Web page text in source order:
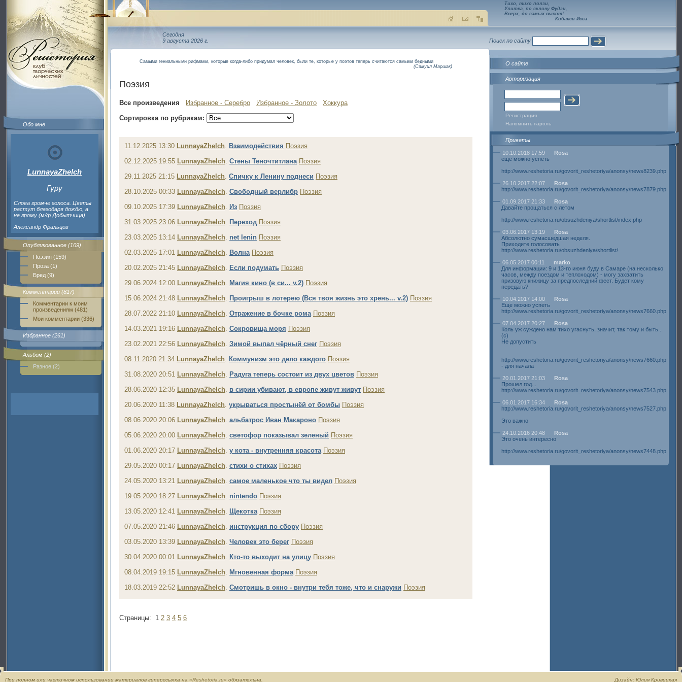
Обо мне
LunnayaZhelch
Гуру
Слова громче голоса. Цветы
растут благодаря дождю, а
не грому (м/ф Добытчица)
Александр Фральцов
Опубликованное (169)
Поэзия (159)
Проза (1)
Бред (9)
Комментарии (817)
Комментарии к моим
произведениям (481)
Мои комментарии (336)
Избранное (261)
Альбом (2)
Разное (2)
Сегодня
9 августа 2026 г.
Самыми гениальными рифмами, которые когда-либо придумал человек, были те, которые у поэтов теперь считаются самыми бедными
(Самуил Маршак)
Поэзия
Все произведения Избранное - Серебро Избранное - Золото
Хоккура
Сортировка по рубрикам:
11.12.2025 13:30 LunnayaZhelch. Взаимодействия Поэзия
02.12.2025 19:55 LunnayaZhelch. Стены Теночтитлана Поэзия
29.11.2025 21:15 LunnayaZhelch. Спичку к Ленину поднеси Поэзия
28.10.2025 00:33 LunnayaZhelch. Свободный верлибр Поэзия
09.10.2025 17:39 LunnayaZhelch. Из Поэзия
31.03.2025 23:06 LunnayaZhelch. Переход Поэзия
23.03.2025 13:14 LunnayaZhelch. net lenin Поэзия
02.03.2025 17:01 LunnayaZhelch. Волна Поэзия
20.02.2025 21:45 LunnayaZhelch. Если подумать Поэзия
29.06.2024 12:00 LunnayaZhelch. Магия кино (в си... v.2) Поэзия
15.06.2024 21:48 LunnayaZhelch. Проигрыш в лотерею (Вся твоя жизнь это хрень... v.2) Поэзия
28.07.2022 21:10 LunnayaZhelch. Отражение в бочке рома Поэзия
14.03.2021 19:16 LunnayaZhelch. Cокровища моря Поэзия
23.02.2021 22:56 LunnayaZhelch. Зимой выпал чёрный снег Поэзия
08.11.2020 21:34 LunnayaZhelch. Коммунизм это дело каждого Поэзия
31.08.2020 20:51 LunnayaZhelch. Радуга теперь состоит из двух цветов Поэзия
28.06.2020 12:35 LunnayaZhelch. в сирии убивают, в европе живут живут Поэзия
20.06.2020 11:38 LunnayaZhelch. укрываться простынёй от бомбы Поэзия
08.06.2020 20:06 LunnayaZhelch. альбатрос Иван Макароно Поэзия
05.06.2020 20:00 LunnayaZhelch. светофор показывал зеленый Поэзия
01.06.2020 20:17 LunnayaZhelch. у кота - внутренняя красота Поэзия
29.05.2020 00:17 LunnayaZhelch. стихи о стихах Поэзия
24.05.2020 13:21 LunnayaZhelch. самое маленькое что ты видел Поэзия
19.05.2020 18:27 LunnayaZhelch. nintendo Поэзия
13.05.2020 12:41 LunnayaZhelch. Щекотка Поэзия
07.05.2020 21:46 LunnayaZhelch. инструкция по сбору Поэзия
03.05.2020 13:39 LunnayaZhelch. Человек это берег Поэзия
30.04.2020 00:01 LunnayaZhelch. Кто-то выходит на улицу Поэзия
08.04.2019 19:15 LunnayaZhelch. Мгновенная форма Поэзия
18.03.2019 22:52 LunnayaZhelch. Смотришь в окно - внутри тебя тоже, что и снаружи Поэзия
Страницы: 1 2 3 4 5 6
Тихо, тихо ползи,
Улитка, по склону Фудзи,
Вверх, до самых высот!
Кобаяси Исса
Поиск по сайту
О сайте
Авторизация
Регистрация
Напомнить пароль
Приветы
10.10.2018 17:59
Rosa
еще можно успеть
http://www.reshetoria.ru/govorit_reshetoriya/anonsy/news8239.php
26.10.2017 22:07
Rosa
http://www.reshetoria.ru/govorit_reshetoriya/anonsy/news7879.php
01.09.2017 21:33
Rosa
Давайте прощаться с летом
http://www.reshetoria.ru/obsuzhdeniya/shortlist/index.php
03.06.2017 13:19
Rosa
Абсолютно сумасшедшая неделя.
Приходите голосовать
http://www.reshetoria.ru/obsuzhdeniya/shortlist/
06.05.2017 00:11
marko
Для информации: 9 и 13-го июня буду в Самаре (на несколько
часов, между поездом и теплоходом) - могу захватить
призовую книжицу за предпоследний фест. Будет кому
передать?
10.04.2017 14:00
Rosa
Еще можно успеть
http://www.reshetoria.ru/govorit_reshetoriya/anonsy/news7660.php
07.04.2017 20:27
Rosa
Коль уж суждено нам тихо угаснуть, значит, так тому и быть...
(с)
Не допустить
http://www.reshetoria.ru/govorit_reshetoriya/anonsy/news7660.php
- для начала
20.01.2017 21:03
Rosa
Прошел год...
http://www.reshetoria.ru/govorit_reshetoriya/anonsy/news7543.php
06.01.2017 16:34
Rosa
http://www.reshetoria.ru/govorit_reshetoriya/anonsy/news7527.php
Это важно
24.10.2016 20:48
Rosa
Это очень интересно
http://www.reshetoria.ru/govorit_reshetoriya/anonsy/news7448.php
При полном или частичном использовании материалов гиперссылка на «Reshetoria.ru» обязательна. Дизайн: Юлия Кривицкая